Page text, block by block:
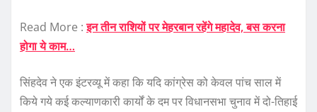
Read More :इन तीन राशियों पर मेहरबान रहेंगे महादेव, बस करना
होगा ये काम…
सिंहदेव ने एक इंटरव्यू में कहा कि यदि कांग्रेस को केवल पांच साल में
किये गये कई कल्याणकारी कार्यों के दम पर विधानसभा चुनाव में दो-तिहाई